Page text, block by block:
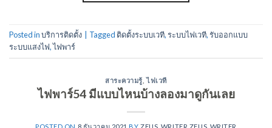
Posted inบริการติดตั้ง Tagged ติดตั้งระบบเวที,ระบบไฟเวที,รับออกแบบ
ระบบแสงไฟ,ไฟพาร์
สาระความรู้ ,ไฟเวที
ไฟพาร์54 มีแบบไหนบ้างลองมาดูกันเลย